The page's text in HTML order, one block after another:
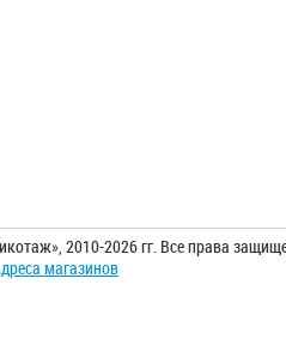
2010-2026 гг. Все права
магазинов